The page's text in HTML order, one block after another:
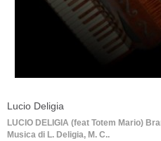
Lucio Deligia
LUCIO DELIGIA (feat Totem Mario)
Musica di L. Deligia, M. C..